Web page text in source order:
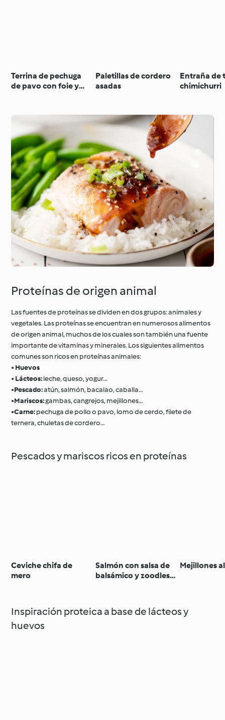
Terrina de pechuga
de pavo con foie y
Paletillas de cordero
asadas
Entraña de
chimichurri
Proteínas de origen animal
Las fuentes de proteínas se dividen en dos grupos: animales y
vegetales. Las proteínas se encuentran en numerosos alimentos
de origen animal, muchos de los cuales son también una fuente
importante de vitaminas y minerales. Los siguientes alimentos
comunes son ricos en proteínas animales:
• Huevos
• Lácteos:leche, queso, yogur…
•Pescado:atún, salmón, bacalao, caballa…
•Mariscos:gambas, cangrejos, mejillones…
•Carne:pechuga de pollo o pavo, lomo de cerdo, filete de
ternera, chuletas de cordero…
Pescados y mariscos ricos en proteínas
Ceviche chifa de
mero
Salmón con salsa de
balsámico y zoodles
Mejillones
Inspiración proteica a base de lácteos y
huevos